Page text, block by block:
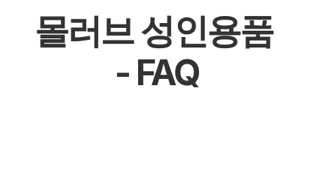
몰러브 성인용품
- FAQ